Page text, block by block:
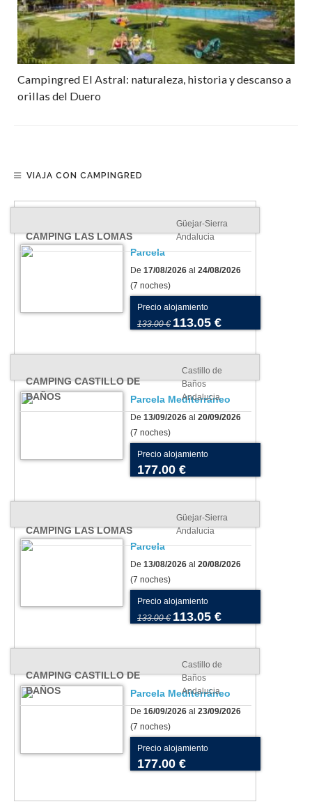
Campingred El Astral: naturaleza, historia y descanso a
orillas del Duero
VIAJA CON CAMPINGRED
CAMPING LAS LOMAS
Güejar-Sierra
Andalucia
Parcela
De 17/08/2026 al 24/08/2026
(7 noches)
Precio alojamiento
133.00 € 113.05 €
CAMPING CASTILLO DE
BAÑOS
Castillo de
Baños
Andalucia
Parcela Mediterráneo
De 13/09/2026 al 20/09/2026
(7 noches)
Precio alojamiento
177.00 €
CAMPING LAS LOMAS
Güejar-Sierra
Andalucia
Parcela
De 13/08/2026 al 20/08/2026
(7 noches)
Precio alojamiento
133.00 € 113.05 €
CAMPING CASTILLO DE
BAÑOS
Castillo de
Baños
Andalucia
Parcela Mediterráneo
De 16/09/2026 al 23/09/2026
(7 noches)
Precio alojamiento
177.00 €